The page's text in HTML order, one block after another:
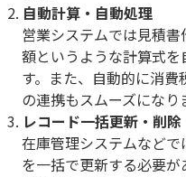
自動計算・自動処理
営業システムでは見積
額というような計算式
す。また、自動的に消
の連携もスムーズになり
レコード一括更新・削除
在庫管理システムなど
を一括で更新する必要